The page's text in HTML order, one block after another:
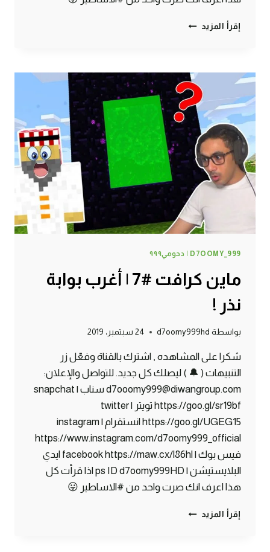
إقرأ المزيد ماين
حصلت
أشياء
نادرة
بالكهف
!
D7OOMY_999 | دحومي٩٩٩
ماين كرافت #7 | أغرب بوابة
نذر !
بواسطة d7oomy999hd 24 سبتمبر، 2019
شكرا على المشاهده , اشترك بالقناة وفعّل زر
التنبيهات ( 🔔 ) ليصلك كل جديد. للتواصل والإعلان:
d7ooomy999@diwangroup.com سناب | snapchat
https://goo.gl/sr19bf تويتر | twitter
https://goo.gl/UGEG15 انستقرام | instagram
https://www.instagram.com/d7oomy999_official
فيس بوك | facebook https://maw.cx/l86hl ايدي
البلايستيشن | ps ID d7oomy999HD اذا قرأت كل
هذا اعرف انك صرت واحد من #الاساطير 😛
إقرأ المزيد ماين